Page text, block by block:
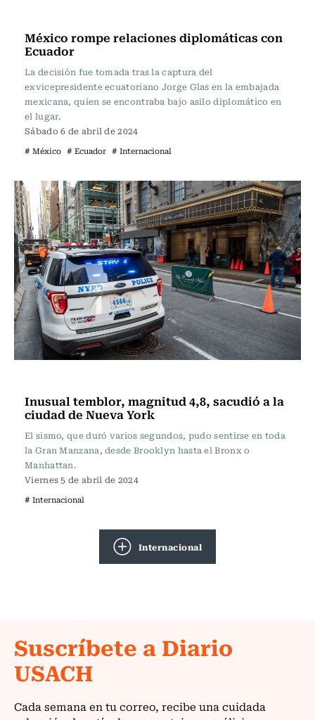
México rompe relaciones diplomáticas con
Ecuador
La decisión fue tomada tras la captura del
exvicepresidente ecuatoriano Jorge Glas en la embajada
mexicana, quien se encontraba bajo asilo diplomático en
el lugar.
Sábado 6 de abril de 2024
# México # Ecuador # Internacional
Inusual temblor, magnitud 4,8, sacudió a la
ciudad de Nueva York
El sismo, que duró varios segundos, pudo sentirse en toda
la Gran Manzana, desde Brooklyn hasta el Bronx o
Manhattan.
Viernes 5 de abril de 2024
# Internacional
Internacional